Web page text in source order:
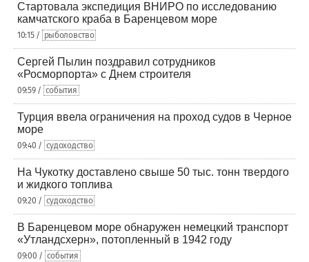
Стартовала экспедиция ВНИРО по исследованию
камчатского краба в Баренцевом море
10:15 / рыболовство
Сергей Пылин поздравил сотрудников
«Росморпорта» с Днем строителя
09:59 / события
Турция ввела ограничения на проход судов в Черное
море
09:40 / судоходство
На Чукотку доставлено свыше 50 тыс. тонн твердого
и жидкого топлива
09:20 / судоходство
В Баренцевом море обнаружен немецкий транспорт
«Утландсхерн», потопленный в 1942 году
09:00 / события